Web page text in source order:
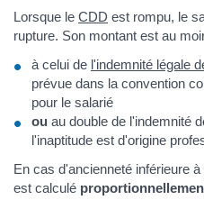
Lorsque le CDD est rompu, le
rupture. Son montant est au
à celui de l'indemnité légale
prévue dans la convention
pour le salarié
ou au double de l'indemnité
l'inaptitude est d'origine
En cas d'ancienneté inférieure
est calculé